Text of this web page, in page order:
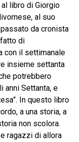
libro di Giorgio
al suo
da cronista
di
con il settimanale
insieme settanta
potrebbero
anni Settanta, e
In questo libro
a una storia, a
non scolora.
ragazzi di allora